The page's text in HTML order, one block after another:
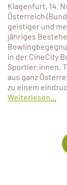
Klagenfurt, 14.
Österreich
geistiger und
jähriges
in der CineCity
Sportler:innen,
aus ganz
zu einem
Weiterlesen...